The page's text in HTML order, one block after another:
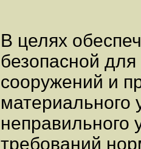
В целях
безопасной
сооружений и
материального
неправильного
требований